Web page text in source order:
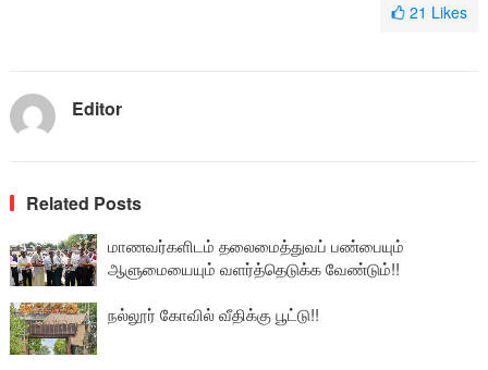
21 Likes
Editor
Related Posts
மாணவர்களிடம் தலைமைத்துவப் பண்பையும்
ஆளுமையையும் வளர்த்தெடுக்க வேண்டும்!!
நல்லூர் கோவில் வீதிக்கு பூட்டு!!